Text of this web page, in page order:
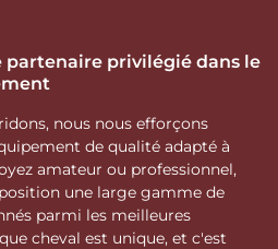
partenaire privilégié dans le
nous nous efforçons
de qualité adapté à
amateur ou professionnel,
une large gamme de
parmi les meilleures
cheval est unique, et c'est